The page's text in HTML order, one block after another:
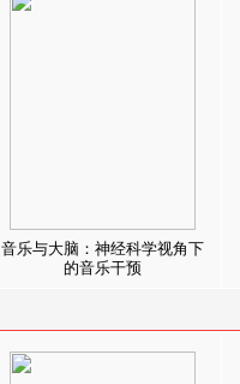
音乐与大脑：神经科学视角下
的音乐干预